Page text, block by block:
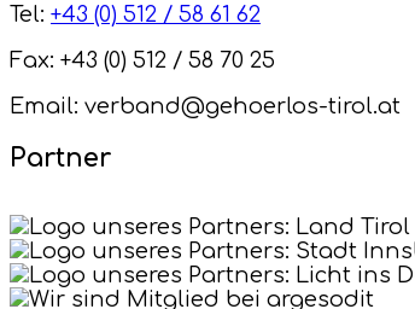
Tel: +43 (0) 512 / 58 61 62
Fax: +43 (0) 512 / 58 70 25
Email: verband@gehoerlos-tirol.at
Partner